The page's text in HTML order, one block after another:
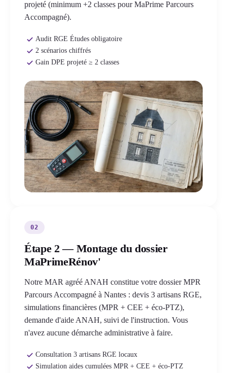
projeté (minimum +2 classes pour MaPrime Parcours
Accompagné).
Audit RGE Études obligatoire
2 scénarios chiffrés
Gain DPE projeté ≥ 2 classes
02
Étape 2 — Montage du dossier
MaPrimeRénov'
Notre MAR agréé ANAH constitue votre dossier MPR
Parcours Accompagné à Nantes : devis 3 artisans RGE,
simulations financières (MPR + CEE + éco-PTZ),
demande d'aide ANAH, suivi de l'instruction. Vous
n'avez aucune démarche administrative à faire.
Consultation 3 artisans RGE locaux
Simulation aides cumulées MPR + CEE + éco-PTZ